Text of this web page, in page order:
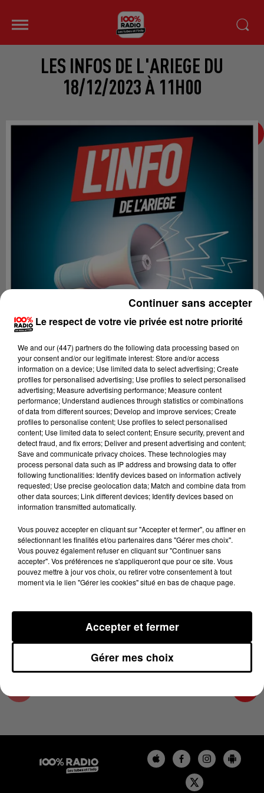
LES INFOS DE L'ARIEGE DU
18/12/2023 À 11H00
Lecture (2 min 22 sec)
100%
100% Radio les infos de l'Ariege
18 décembre 2023 - 2 min 22 sec
LES INFOS DE L'ARIEGE DU 18/12/2023 À
11H00
Podcasts infos de l'Ariège
Le respect de votre vie privée est notre priorité
We and our (447) partnersdo the following data processing based on
your consent and/or our legitimate interest: Store and/or access
information on a device; Use limited data to select advertising; Create
profiles for personalised advertising; Use profiles to select personalised
advertising; Measure advertising performance; Measure content
performance; Understand audiences through statistics or combinations
of data from different sources; Develop and improve services; Create
profiles to personalise content; Use profiles to select personalised
content; Use limited data to select content; Ensure security, prevent and
detect fraud, and fix errors; Deliver and present advertising and content;
Save and communicate privacy choices. These technologies may
process personal data such as IP address and browsing data to offer
following functionalities: Identify devices based on information actively
requested; Use precise geolocation data; Match and combine data from
other data sources; Link different devices; Identify devices based on
information transmitted automatically.
Vous pouvez accepter en cliquant sur "Accepter et fermer", ou affiner en
sélectionnant les finalités et/ou partenaires dans "Gérer mes choix".
Vous pouvez également refuser en cliquant sur "Continuer sans
accepter". Vos préférences ne s'appliqueront que pour ce site. Vous
pouvez mettre à jour vos choix, ou retirer votre consentement à tout
moment via le lien "Gérer les cookies" situé en bas de chaque page.
Gérer mes choix
Accepter et fermer
Continuer sans accepter